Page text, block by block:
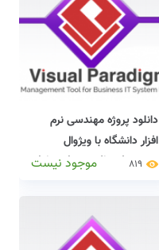
دانلود پروژه مهندسی نرم
افزار دانشگاه با ویژوال
پارادایم(visual paradigm)
819 موجود نیست